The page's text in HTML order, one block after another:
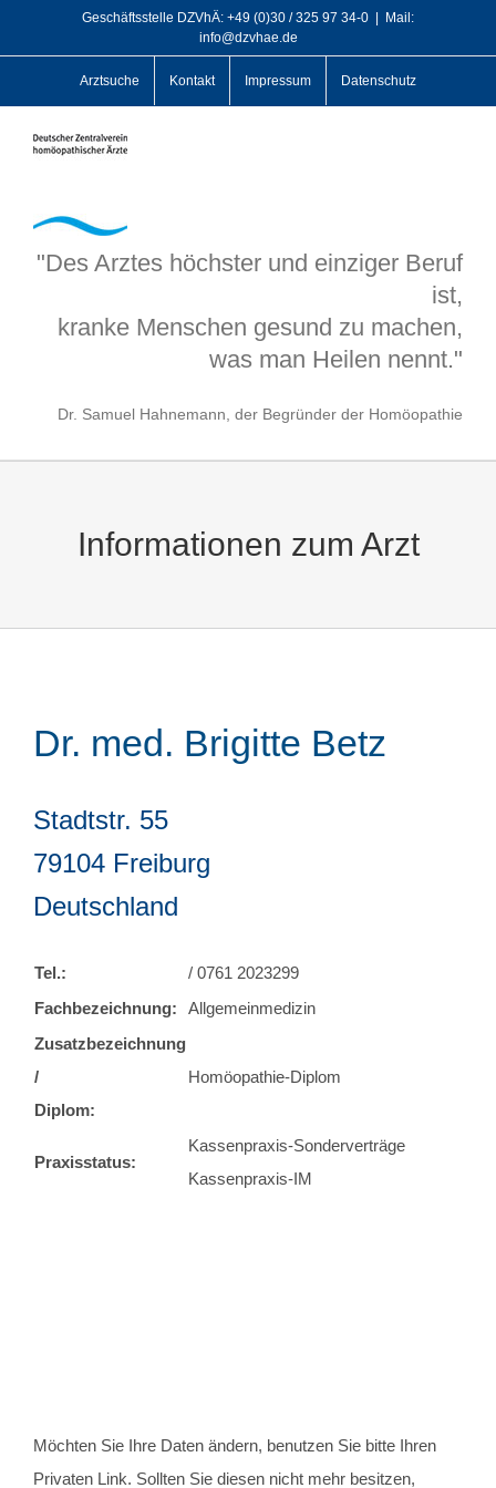
Geschäftsstelle DZVhÄ: +49 (0)30 / 325 97 34-0
Mail:
info@dzvhae.de
Arztsuche Kontakt Impressum Datenschutz
"Des Arztes höchster und einziger Beruf
ist,
kranke Menschen gesund zu machen,
was man Heilen nennt."
Dr. Samuel Hahnemann, der Begründer der Homöopathie
Informationen zum Arzt
Dr. med. Brigitte Betz
Stadtstr. 55
79104 Freiburg
Deutschland
Tel.:
/ 0761 2023299
Fachbezeichnung:
Allgemeinmedizin
Zusatzbezeichnung
/
Diplom:
Homöopathie-Diplom
Praxisstatus:
Kassenpraxis-Sonderverträge
Kassenpraxis-IM
Möchten Sie Ihre Daten ändern, benutzen Sie bitte Ihren
Privaten Link. Sollten Sie diesen nicht mehr besitzen,